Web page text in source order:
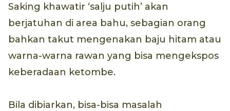
Saking khawatir ‘salju putih’ akan
berjatuhan di area bahu, sebagian orang
bahkan takut mengenakan baju hitam atau
warna-warna rawan yang bisa mengekspos
keberadaan ketombe.
Bila dibiarkan, bisa-bisa masalah